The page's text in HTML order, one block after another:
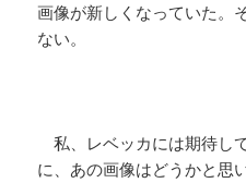
画像が新しくなっていた。
ない。
私、レベッカには期待し
に、あの画像はどうかと思